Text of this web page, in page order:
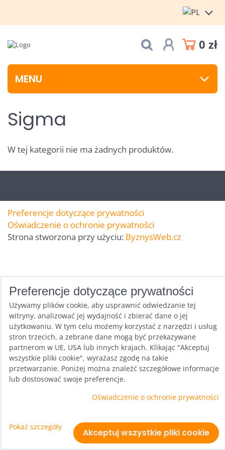
0 zł
MENU
Sigma
W tej kategorii nie ma żadnych produktów.
Preferencje dotyczące prywatności
Oświadczenie o ochronie prywatności
Strona stworzona przy użyciu: ByznysWeb.cz
Preferencje dotyczące prywatności
Używamy plików cookie, aby usprawnić odwiedzanie tej
witryny, analizować jej wydajność i zbierać dane o jej
użytkowaniu. W tym celu możemy korzystać z narzędzi i usług
stron trzecich, a zebrane dane mogą być przekazywane
partnerom w UE, USA lub innych krajach. Klikając "Akceptuj
wszystkie pliki cookie", wyrażasz zgodę na takie
przetwarzanie. Poniżej można znaleźć szczegółowe informacje
lub dostosować swoje preferencje.
Oświadczenie o ochronie prywatności
Pokaż szczegóły
Akceptuj wszystkie pliki cookie